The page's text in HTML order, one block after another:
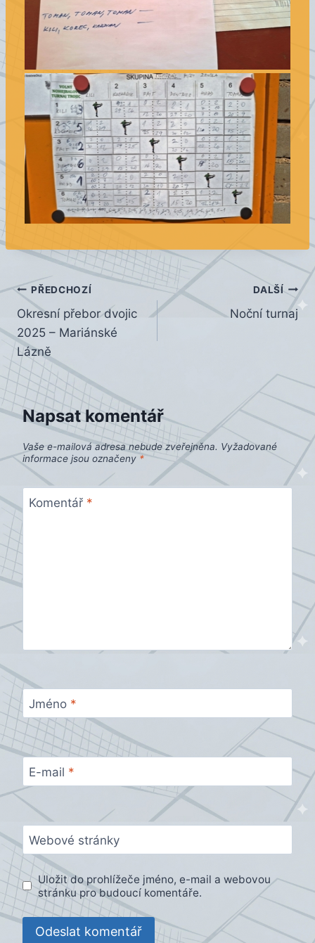
Navigace
pro
příspěvek
PŘEDCHOZÍ
Okresní přebor dvojic
2025 – Mariánské
Lázně
DALŠÍ
Noční turnaj
Napsat komentář
Vaše e-mailová adresa nebude zveřejněna. Vyžadované
informace jsou označeny *
Komentář *
Jméno *
E-mail *
Webové stránky
Uložit do prohlížeče jméno, e-mail a webovou
stránku pro budoucí komentáře.